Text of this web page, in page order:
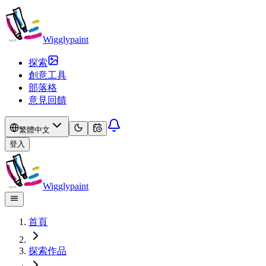
Wigglypaint
探索
創意工具
部落格
意見回饋
繁體中文
登入
Wigglypaint
首頁
探索作品